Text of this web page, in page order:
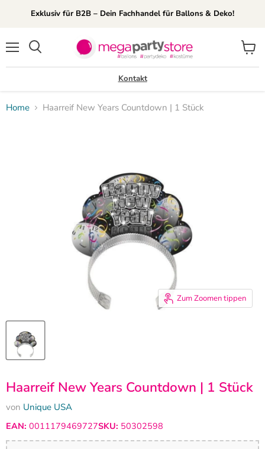
Exklusiv für B2B – Dein Fachhandel für Ballons & Deko!
Kontakt
Home Haarreif New Years Countdown | 1 Stück
Zum Zoomen tippen
Haarreif New Years Countdown | 1 Stück
von Unique USA
EAN: 0011179469727SKU: 50302598